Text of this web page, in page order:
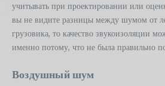
учитывать при проектировании или
вы не видите разницы между шумом от
грузовика, то качество звукоизоляции
именно потому, что не была правильно
Воздушный шум